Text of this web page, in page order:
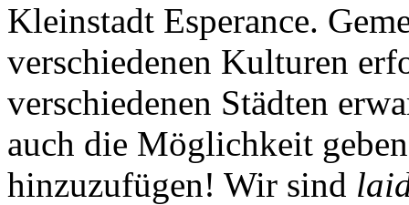
Kleinstadt Esperance.
verschiedenen Kulturen
verschiedenen Städten
auch die Möglichkeit
hinzuzufügen! Wir sind